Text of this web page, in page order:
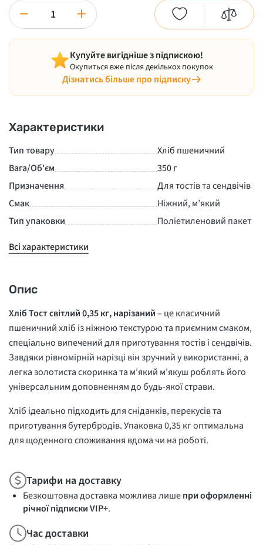
− +
Купуйте вигідніше з підпискою!
Окупиться вже після декількох покупок
Дізнатись більше про підписку
Характеристики
Тип товару
Хліб пшеничний
Вага/Об'єм
350 г
Призначення
Для тостів та сендвічів
Смак
Ніжний, м’який
Тип упаковки
Поліетиленовий пакет
Всі характеристики
Опис
Хліб Тост світлий 0,35 кг, нарізаний– це класичний
пшеничний хліб із ніжною текстурою та приємним смаком,
спеціально випечений для приготування тостів і сендвічів.
Завдяки рівномірній нарізці він зручний у використанні, а
легка золотиста скоринка та м’який м’якуш роблять його
універсальним доповненням до будь-якої страви.
Хліб ідеально підходить для сніданків, перекусів та
приготування бутербродів. Упаковка 0,35 кг оптимальна
для щоденного споживання вдома чи на роботі.
Тарифи на доставку
Безкоштовна доставка можлива лишепри оформленні
річної підписки VIP+.
Час доставки